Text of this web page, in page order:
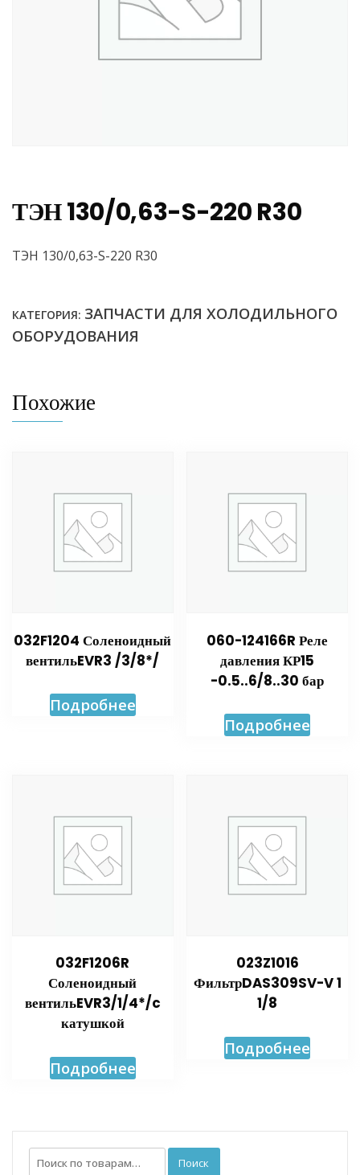
ТЭН 130/0,63-S-220 R30
ТЭН 130/0,63-S-220 R30
КАТЕГОРИЯ: ЗАПЧАСТИ ДЛЯ ХОЛОДИЛЬНОГО
ОБОРУДОВАНИЯ
Похожие
032F1204 Соленоидный
вентильEVR3 /3/8*/
Подробнее
060-124166R Реле
давления КР15
-0.5..6/8..30 бар
Подробнее
032F1206R
Соленоидный
вентильEVR3/1/4*/c
катушкой
Подробнее
023Z1016
ФильтрDAS309SV-V 1
1/8
Подробнее
Искать: Поиск